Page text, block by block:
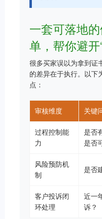
一套可落地
单，帮你避
很多买家误以为拿到证
的差异在于执行。以下
点：
审核维度 关键
过程控制能
力
是否
是否
风险预防机
制
是否
客户投诉闭
环处理
近一
诉？